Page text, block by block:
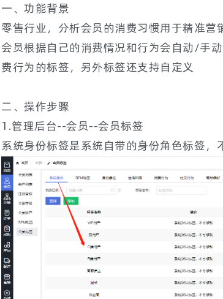
一、功能背景
零售行业，分析会员的消费习惯用于精准
会员根据自己的消费情况和行为会自动/手
费行为的标签，另外标签还支持自定义
二、操作步骤
1.管理后台--会员--会员标签
系统身份标签是系统自带的身份角色标签，